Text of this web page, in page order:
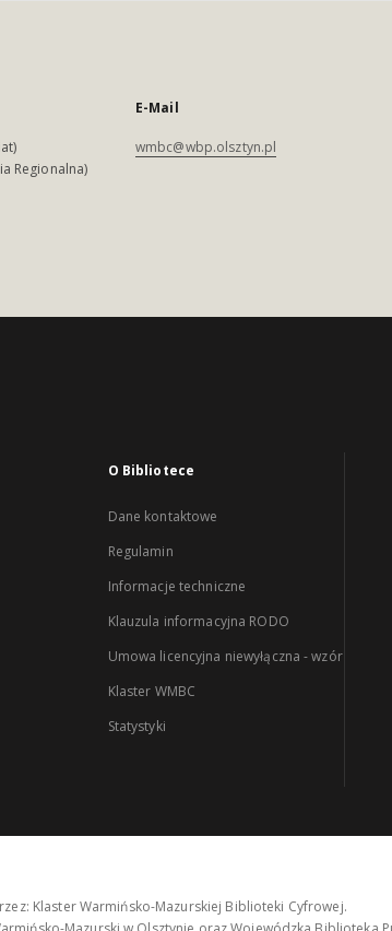
Regionalna)
E-Mail
wmbc@wbp.olsztyn.pl
O Bibliotece
Dane kontaktowe
Regulamin
Informacje techniczne
Klauzula informacyjna RODO
Umowa licencyjna niewyłączna - wzór
Klaster WMBC
Statystyki
Klaster Warmińsko-Mazurskiej Biblioteki Cyfrowej.